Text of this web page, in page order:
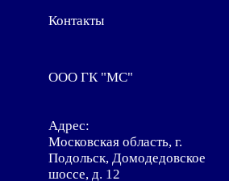
Контакты
ООО ГК "МС"
Адрес:
Московская область, г.
Подольск, Домодедовское
шоссе, д. 12